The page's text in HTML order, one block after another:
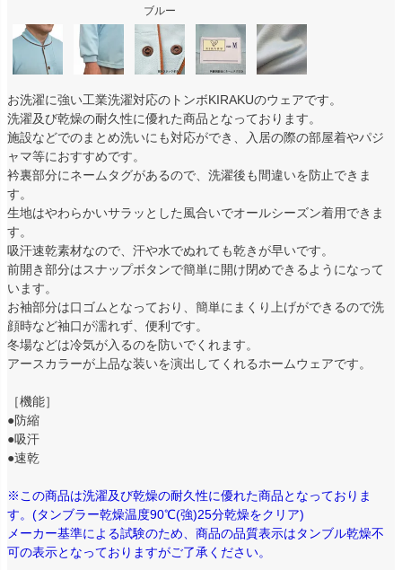
ブルー
お洗濯に強い工業洗濯対応のトンボKIRAKUのウェアです。
洗濯及び乾燥の耐久性に優れた商品となっております。
施設などでのまとめ洗いにも対応ができ、入居の際の部屋着やパジ
ャマ等におすすめです。
衿裏部分にネームタグがあるので、洗濯後も間違いを防止できま
す。
生地はやわらかいサラッとした風合いでオールシーズン着用できま
す。
吸汗速乾素材なので、汗や水でぬれても乾きが早いです。
前開き部分はスナップボタンで簡単に開け閉めできるようになって
います。
お袖部分は口ゴムとなっており、簡単にまくり上げができるので洗
顔時など袖口が濡れず、便利です。
冬場などは冷気が入るのを防いでくれます。
アースカラーが上品な装いを演出してくれるホームウェアです。
［機能］
●防縮
●吸汗
●速乾
※この商品は洗濯及び乾燥の耐久性に優れた商品となっておりま
す。(タンブラー乾燥温度90℃(強)25分乾燥をクリア)
メーカー基準による試験のため、商品の品質表示はタンブル乾燥不
可の表示となっておりますがご了承ください。